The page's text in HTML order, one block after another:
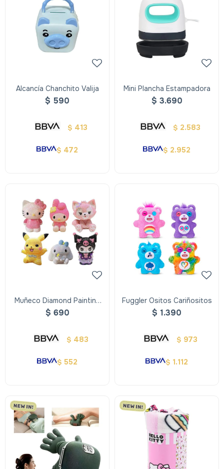
Alcancía Chanchito Valija
$ 590
$ 413
$ 472
Mini Plancha Estampadora
$ 3.690
$ 2.583
$ 2.952
Muñeco Diamond Painting
Alcancía
$ 690
$ 483
$ 552
Fuggler Ositos Cariñositos
$ 1.390
$ 973
$ 1.112